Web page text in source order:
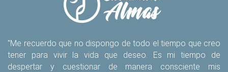
"Me recuerdo que no dispongo de todo el tiempo que creo
tener para vivir la vida que deseo. Es mi tiempo de
despertar y cuestionar de manera consciente mis